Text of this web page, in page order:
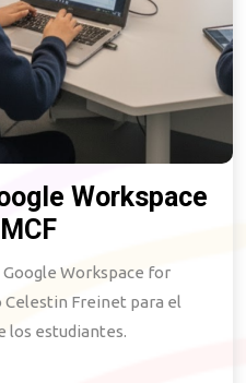
Workspace
Politica
de
uso
Google
Workspace for
Celestin Freinet para el
los estudiantes.